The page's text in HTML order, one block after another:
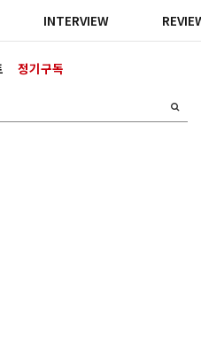
정기구독
INTERVIEW